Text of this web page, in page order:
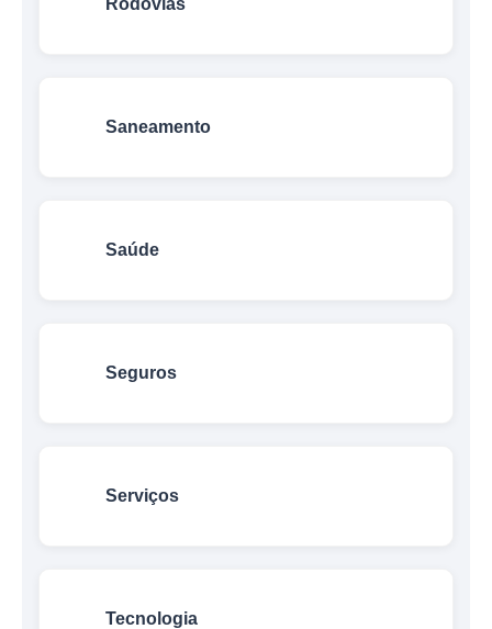
Rodovias
Saneamento
Saúde
Seguros
Serviços
Tecnologia